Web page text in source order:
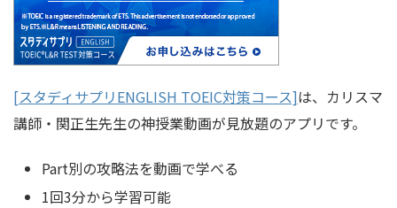
[スタディサプリENGLISH TOEIC対策コース]は、カリスマ
講師・関正生先生の神授業動画が見放題のアプリです。
Part別の攻略法を動画で学べる
1回3分から学習可能